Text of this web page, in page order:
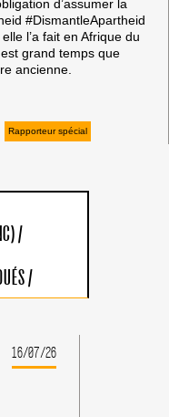
d’assumer la
#DismantleApartheid
l’a fait en Afrique du
grand temps que
ancienne.
Rapporteur spécial
/
/
16/07/26